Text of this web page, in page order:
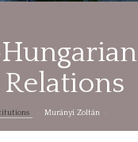
Murányi Zoltán